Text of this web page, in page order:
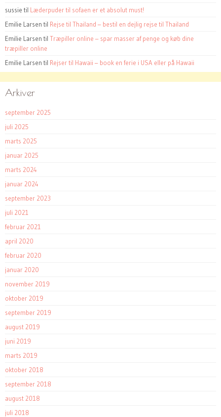
sussie til Læderpuder til sofaen er et absolut must!
Emilie Larsen til Rejse til Thailand – bestil en dejlig rejse til Thailand
Emilie Larsen til Træpiller online – spar masser af penge og køb dine
træpiller online
Emilie Larsen til Rejser til Hawaii – book en ferie i USA eller på Hawaii
Arkiver
september 2025
juli 2025
marts 2025
januar 2025
marts 2024
januar 2024
september 2023
juli 2021
februar 2021
april 2020
februar 2020
januar 2020
november 2019
oktober 2019
september 2019
august 2019
juni 2019
marts 2019
oktober 2018
september 2018
august 2018
juli 2018